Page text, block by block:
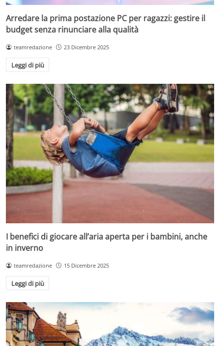
Arredare la prima postazione PC per ragazzi: gestire il
budget senza rinunciare alla qualità
teamredazione 23 Dicembre 2025
Leggi di più
I benefici di giocare all’aria aperta per i bambini, anche
in inverno
teamredazione 15 Dicembre 2025
Leggi di più